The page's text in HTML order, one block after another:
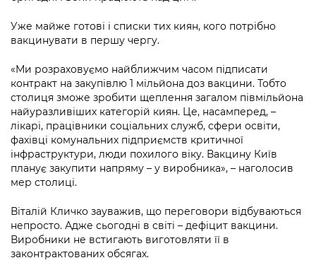
Уже майже готові і списки тих киян, кого потрібно
вакцинувати в першу чергу.
«Ми розраховуємо найближчим часом підписати
контракт на закупівлю 1 мільйона доз вакцини. Тобто
столиця зможе зробити щеплення загалом півмільйона
найуразливіших категорій киян. Це, насамперед, –
лікарі, працівники соціальних служб, сфери освіти,
фахівці комунальних підприємств критичної
інфраструктури, люди похилого віку. Вакцину Київ
планує закупити напряму – у виробника», – наголосив
мер столиці.
Віталій Кличко зауважив, що переговори відбуваються
непросто. Адже сьогодні в світі – дефіцит вакцини.
Виробники не встигають виготовляти її в
законтрактованих обсягах.